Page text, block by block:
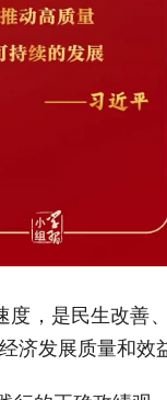
，是民生改善
济发展质量和效